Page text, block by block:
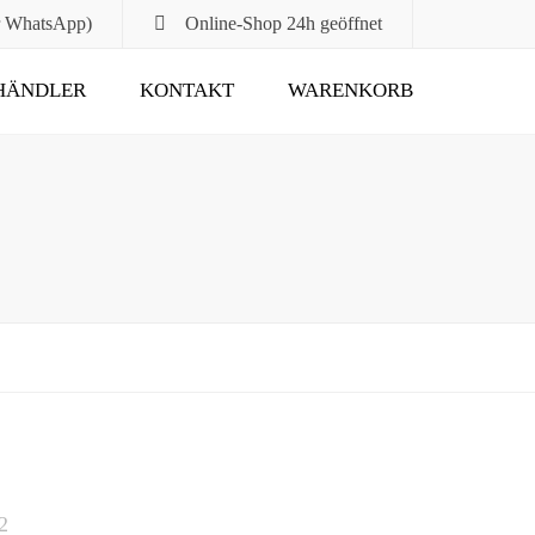
WhatsApp) Online-Shop 24h geöffnet
Submit
KONTAKT WARENKORB